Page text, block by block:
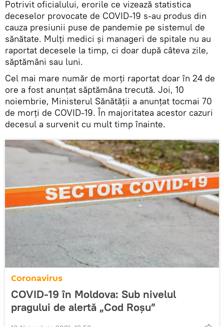
Potrivit oficialului, erorile ce vizează statistica
deceselor provocate de COVID-19 s-au produs din
cauza presiunii puse de pandemie pe sistemul de
sănătate. Mulți medici și manageri de spitale nu au
raportat decesele la timp, ci doar după câteva zile,
săptămâni sau luni.
Cel mai mare număr de morți raportat doar în 24 de
ore a fost anunțat săptămâna trecută. Joi, 10
noiembrie, Ministerul Sănătății a anunțat tocmai 70
de morți de COVID-19. În majoritatea acestor cazuri
decesul a survenit cu mult timp înainte.
Coronavirus
COVID-19 în Moldova: Sub nivelul
pragului de alertă „Cod Roșu”